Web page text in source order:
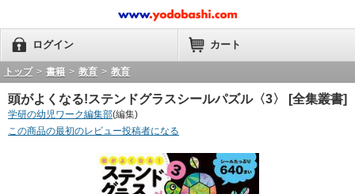
ログイン カート
トップ > 書籍 > 教育 > 教育
頭がよくなる!ステンドグラスシールパズル〈3〉 [全集叢書]
学研の幼児ワーク編集部(編集)
この商品の最初のレビュー投稿者になる